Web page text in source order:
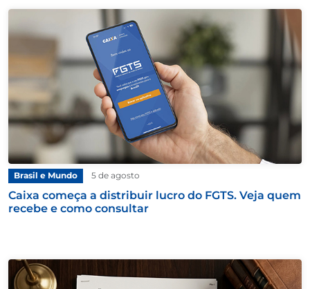
Brasil e Mundo 5 de agosto
Caixa começa a distribuir lucro do FGTS. Veja quem
recebe e como consultar